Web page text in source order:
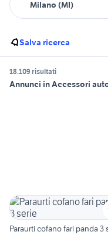
Salva ricerca
18.109 risultati
Annunci in Accessori
Paraurti cofano fari